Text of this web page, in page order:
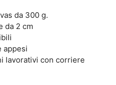
da 300 g.
da 2 cm
appesi
lavorativi con corriere